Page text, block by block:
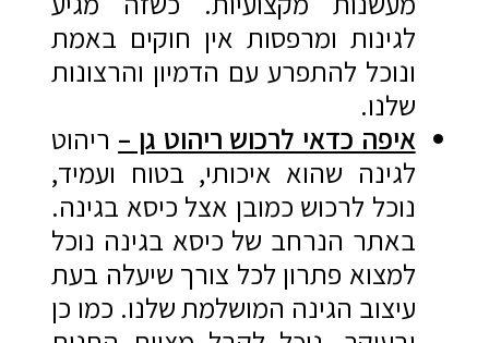
לגינות ומרפסות אין חוקים באמת
ונוכל להתפרע עם הדמיון והרצונות
שלנו.
איפה כדאי לרכוש ריהוט גן – ריהוט
לגינה שהוא איכותי, בטוח ועמיד,
נוכל לרכוש כמובן אצל כיסא בגינה.
באתר הנרחב של כיסא בגינה נוכל
למצוא פתרון לכל צורך שיעלה בעת
עיצוב הגינה המושלמת שלנו. כמו כן